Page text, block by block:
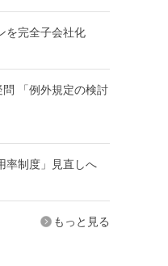
を完全子会社化
問 「例外規定の検討
制度」見直しへ
もっと見る